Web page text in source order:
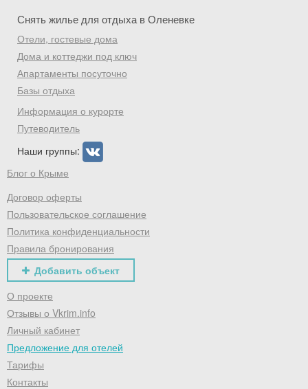
Снять жилье для отдыха в Оленевке
Отели, гостевые дома
Дома и коттеджи под ключ
Апартаменты посуточно
Базы отдыха
Информация о курорте
Путеводитель
Наши группы:
Блог о Крыме
Договор оферты
Пользовательское соглашение
Политика конфиденциальности
Правила бронирования
Добавить объект
О проекте
Отзывы о Vkrim.info
Личный кабинет
Предложение для отелей
Тарифы
Контакты